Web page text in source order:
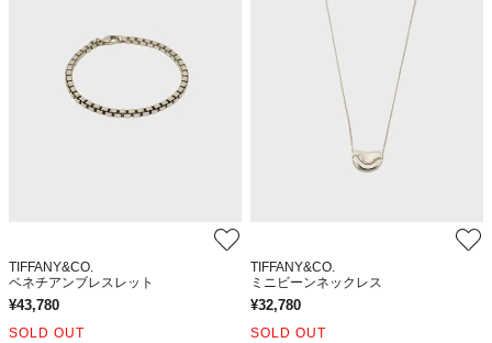
TIFFANY&CO.
ベネチアンブレスレット
¥43,780
SOLD OUT
TIFFANY&CO.
ミニビーンネックレス
¥32,780
SOLD OUT